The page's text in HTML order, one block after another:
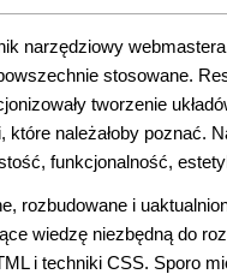
narzędziowy
stosowane.
tworzenie
które należałoby poznać.
funkcjonalność,
rozbudowane i
wiedzę niezbędną do
i techniki CSS. Sporo